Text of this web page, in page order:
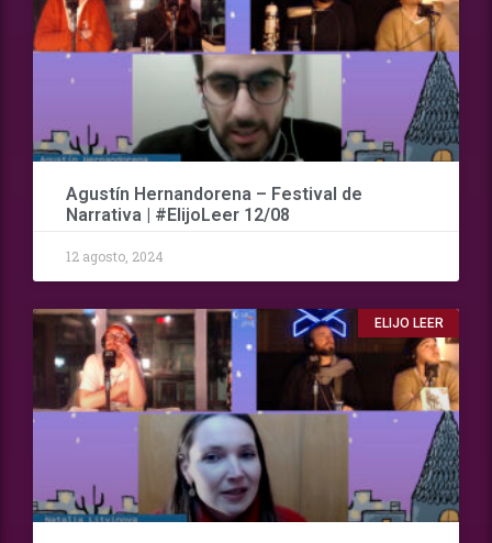
Agustín Hernandorena – Festival de
Narrativa | #ElijoLeer 12/08
12 agosto, 2024
ELIJO LEER